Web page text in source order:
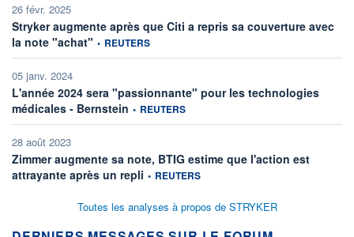
26 févr. 2025
Stryker augmente après que Citi a repris sa couverture avec
la note "achat" information fournie par
• REUTERS
05 janv. 2024
L'année 2024 sera "passionnante" pour les technologies
médicales - Bernstein information fournie par
• REUTERS
28 août 2023
Zimmer augmente sa note, BTIG estime que l'action est
attrayante après un repli information fournie par
• REUTERS
Toutes les analyses à propos de STRYKER